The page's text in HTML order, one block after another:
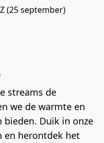
(25 september)
streams de
we de warmte en
Duik in onze
en herontdek het